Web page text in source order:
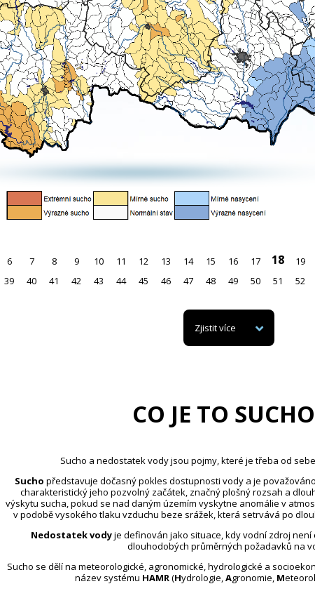
6 7 8 9 10 11 12 13 14 15 16 17 18 19
39 40 41 42 43 44 45 46 47 48 49 50 51 52
Zjistit více
CO JE TO
Sucho a nedostatek vody jsou pojmy, které je třeba od
Sucho představuje dočasný pokles dostupnosti vody a je
charakteristický jeho pozvolný začátek, značný plošný rozsah a
výskytu sucha, pokud se nad daným územím vyskytne anomálie v
v podobě vysokého tlaku vzduchu beze srážek, která setrvává po
Nedostatek vodyje definován jako situace, kdy vodní zdroj
dlouhodobých průměrných požadavků na
Sucho se dělí na meteorologické, agronomické, hydrologické a
název systému HAMR(Hydrologie,Agronomie, M